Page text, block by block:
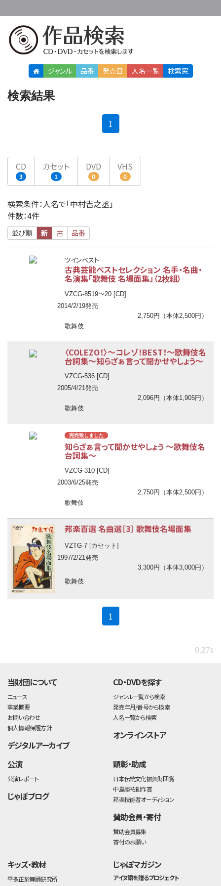
ジャンル 品番 発売日 人名一覧 検索窓
検索結果
1
CD
3
カセット
1
DVD
0
VHS
0
検索条件：人名で「中村吉之丞」
件数：4件
並び順 新 古 品番
ツインベスト
古典芸能ベストセレクション 名手・名曲・
名演集「歌舞伎 名場面集」（2枚組）
VZCG-8519〜20 [CD]
2014/2/19発売
2,750円（本体2,500円）
歌舞伎
〈COLEZO！〉〜コレゾ！BEST！〜歌舞伎名
台詞集〜知らざぁ言って聞かせやしょう〜
VZCG-536 [CD]
2005/4/21発売
2,096円（本体1,905円）
歌舞伎
完売致しました
知らざぁ言って聞かせやしょう 〜歌舞伎名
台詞集〜
VZCG-310 [CD]
2003/6/25発売
2,750円（本体2,500円）
歌舞伎
邦楽百選 名曲選［3］ 歌舞伎名場面集
VZTG-7 [カセット]
1997/2/21発売
3,300円（本体3,000円）
歌舞伎
1
0.27s
当財団について
ニュース
事業概要
お問い合わせ
個人情報保護方針
デジタルアーカイブ
CD・DVDを探す
ジャンル一覧から検索
発売年月/番号から検索
人名一覧から検索
オンラインストア
公演
公演レポート
じゃぽブログ
顕彰・助成
日本伝統文化振興財団賞
中島勝祐創作賞
邦楽技能者オーディション
賛助会員・寄付
賛助会員募集
寄付のお願い
キッズ・教材
平多正於舞踊研究所
じゃぽマガジン
アイヌ語を贈るプロジェクト